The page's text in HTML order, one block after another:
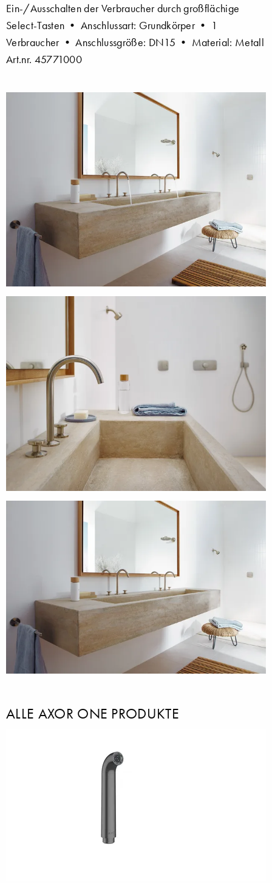
Ein-/Ausschalten der Verbraucher durch großflächige
Select-Tasten • Anschlussart: Grundkörper • 1
Verbraucher • Anschlussgröße: DN15 • Material: Metall
Art.nr. 45771000
ALLE AXOR ONE PRODUKTE